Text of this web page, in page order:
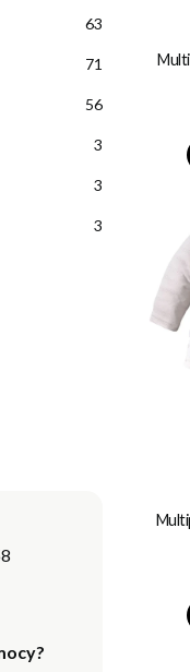
63
71
56
3
3
3